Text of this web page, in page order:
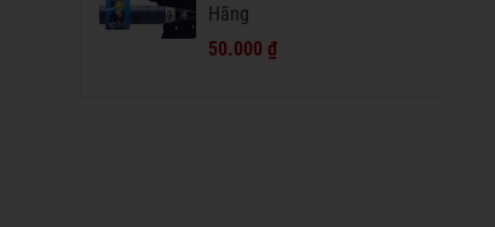
Hãng
50.000 ₫